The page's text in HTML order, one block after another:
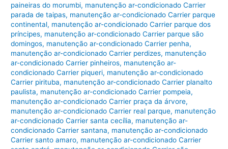
paineiras do morumbi, manutenção ar-condicionado Carrier
parada de taipas, manutenção ar-condicionado Carrier parque
continental, manutenção ar-condicionado Carrier parque dos
príncipes, manutenção ar-condicionado Carrier parque são
domingos, manutenção ar-condicionado Carrier penha,
manutenção ar-condicionado Carrier perdizes, manutenção
ar-condicionado Carrier pinheiros, manutenção ar-
condicionado Carrier piqueri, manutenção ar-condicionado
Carrier pirituba, manutenção ar-condicionado Carrier planalto
paulista, manutenção ar-condicionado Carrier pompeia,
manutenção ar-condicionado Carrier praça da árvore,
manutenção ar-condicionado Carrier real parque, manutenção
ar-condicionado Carrier santa cecília, manutenção ar-
condicionado Carrier santana, manutenção ar-condicionado
Carrier santo amaro, manutenção ar-condicionado Carrier